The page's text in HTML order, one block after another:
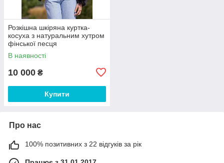
Розкішна шкіряна куртка-
косуха з натуральним хутром
фінської песця
В наявності
10 000 ₴
Купити
Про нас
100% позитивних з 22 відгуків за рік